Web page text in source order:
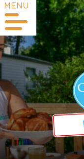
MENU